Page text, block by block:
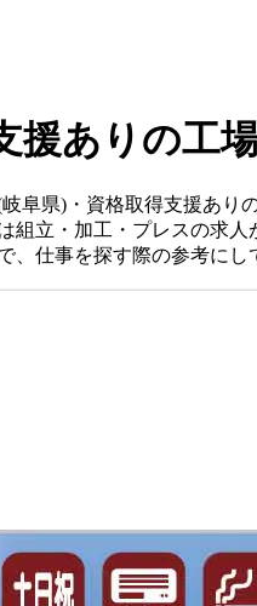
援ありの工
阜県)・資格取得支援あり
立・加工・プレスの求人
仕事を探す際の参考にし